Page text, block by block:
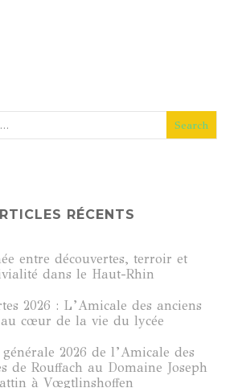
RÉCENTS
entre découvertes, terroir et
dans le Haut-Rhin
2026 : L’Amicale des anciens
au cœur de la vie du lycée
générale 2026 de l’Amicale des
de Rouffach au Domaine Joseph
à Vœgtlinshoffen